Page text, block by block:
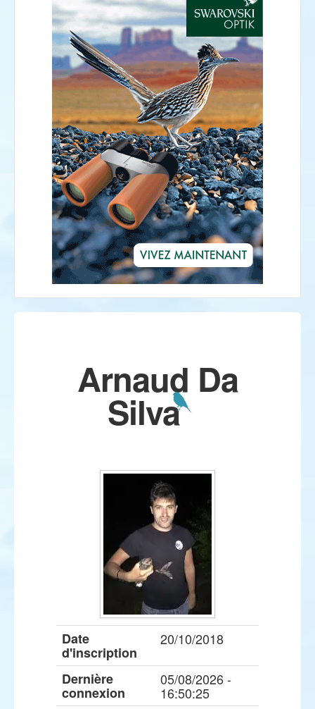
Arnaud Da
Silva
Date
d'inscription
20/10/2018
Dernière
connexion
05/08/2026 -
16:50:25